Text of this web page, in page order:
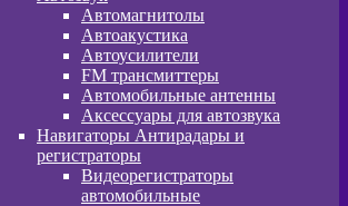
Автомагнитолы
Автоакустика
Автоусилители
FM трансмиттеры
Автомобильные антенны
Аксессуары для автозвука
Навигаторы Антирадары и
регистраторы
Видеорегистраторы
автомобильные